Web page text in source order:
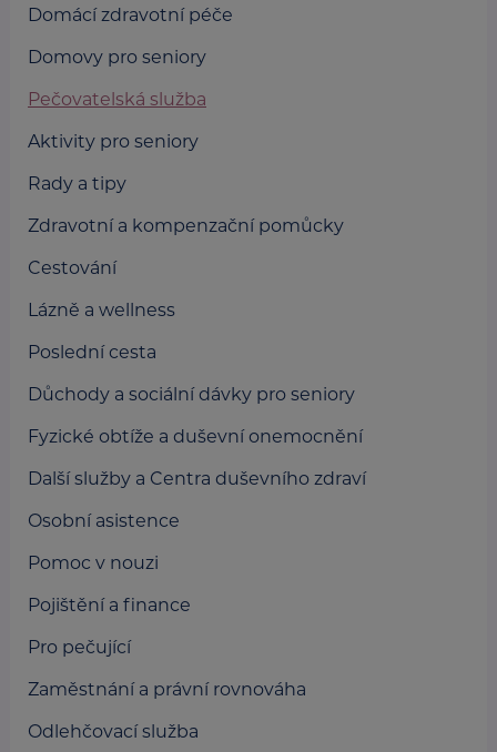
Domácí zdravotní péče
Domovy pro seniory
Pečovatelská služba
Aktivity pro seniory
Rady a tipy
Zdravotní a kompenzační pomůcky
Cestování
Lázně a wellness
Poslední cesta
Důchody a sociální dávky pro seniory
Fyzické obtíže a duševní onemocnění
Další služby a Centra duševního zdraví
Osobní asistence
Pomoc v nouzi
Pojištění a finance
Pro pečující
Zaměstnání a právní rovnováha
Odlehčovací služba